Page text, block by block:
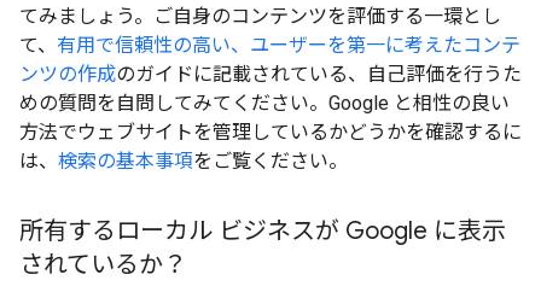
てみましょう。ご自身のコンテンツを評価する一環とし
て、 有用で信頼性の高い、ユーザーを第一に考えたコンテ
ンツの作成のガイドに記載されている、自己評価を行うた
めの質問を自問してみてください。Google と相性の良い
方法でウェブサイトを管理しているかどうかを確認するに
は、 検索の基本事項をご覧ください。
所有するローカル ビジネスが Google に表示
されているか？